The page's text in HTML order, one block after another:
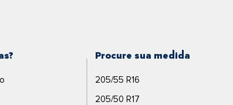
Procure sua medida
205/55 R16
205/50 R17